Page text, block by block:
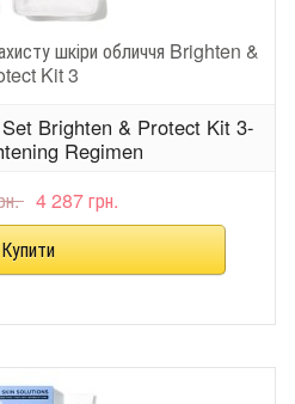
шкіри обличчя Brighten &
Kit 3
Brighten & Protect Kit 3-
Regimen
4 287 грн.